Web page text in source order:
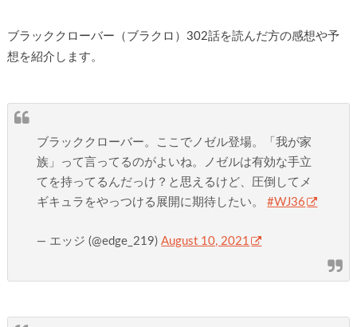
ブラッククローバー（ブラクロ）302話を読んだ方の感想や予
想を紹介します。
ブラッククローバー。ここでノゼル登場。「我が家
族」って言ってるのがよいね。ノゼルは有効な手立
てを持ってるんだっけ？と思えるけど、圧倒してメ
ギキュラをやっつける展開に期待したい。#WJ36
— エッジ (@edge_219)August 10, 2021